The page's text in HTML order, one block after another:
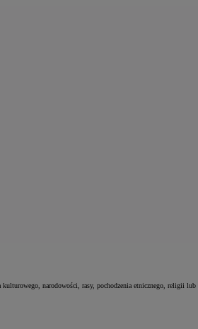
narodowości, rasy, pochodzenia etnicznego, religii lub